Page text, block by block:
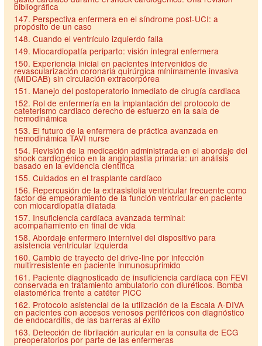
bibliográfica
147. Perspectiva enfermera en el síndrome post-UCI: a
propósito de un caso
148. Cuando el ventrículo izquierdo falla
149. Miocardiopatía periparto: visión integral enfermera
150. Experiencia inicial en pacientes intervenidos de
revascularización coronaria quirúrgica mínimamente invasiva
(MIDCAB) sin circulación extracorpórea
151. Manejo del postoperatorio inmediato de cirugía cardiaca
152. Rol de enfermería en la implantación del protocolo de
cateterismo cardiaco derecho de esfuerzo en la sala de
hemodinámica
153. El futuro de la enfermera de práctica avanzada en
hemodinámica TAVI nurse
154. Revisión de la medicación administrada en el abordaje del
shock cardiogénico en la angioplastia primaria: un análisis
basado en la evidencia científica
155. Cuidados en el trasplante cardíaco
156. Repercusión de la extrasistolia ventricular frecuente como
factor de empeoramiento de la función ventricular en paciente
con miocardiopatía dilatada
157. Insuficiencia cardíaca avanzada terminal:
acompañamiento en final de vida
158. Abordaje enfermero internivel del dispositivo para
asistencia ventricular izquierda
160. Cambio de trayecto del drive-line por infección
multirresistente en paciente inmunosuprimido
161. Paciente diagnosticado de insuficiencia cardíaca con FEVI
conservada en tratamiento ambulatorio con diuréticos. Bomba
elastomérica frente a catéter PICC
162. Protocolo asistencial de la utilización de la Escala A-DIVA
en pacientes con accesos venosos periféricos con diagnóstico
de endocarditis, de las barreras al éxito
163. Detección de fibrilación auricular en la consulta de ECG
preoperatorios por parte de las enfermeras